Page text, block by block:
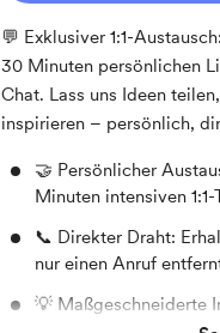
💬 Exklusiver 1:1-
30 Minuten persönlichen
Chat. Lass uns Ideen
inspirieren – persönlich,
🤝 Persönlicher
Minuten intensiven
📞 Direkter Draht:
nur einen Anruf
💡 Maßgeschneiderte